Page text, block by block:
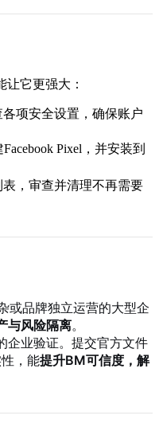
它更强大：
项安全设置，确保账户
Pixel，并安装到
表，审查并清理不再需要
或品牌独立运营的大型企
与风险隔离。
企业验证。提交官方文件
，能提升BM可信度，解